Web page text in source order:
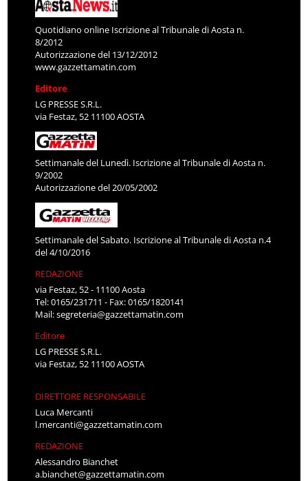
Quotidiano online Iscrizione al Tribunale di Aosta n.
8/2012
Autorizzazione del 13/12/2012
www.gazzettamatin.com
Editore
LG PRESSE S.R.L.
via Festaz, 52 11100 AOSTA
Settimanale del Lunedì. Iscrizione al Tribunale di Aosta n.
9/2002
Autorizzazione del 20/05/2002
Settimanale del Sabato. Iscrizione al Tribunale di Aosta n.4
del 4/10/2016
REDAZIONE
via Festaz, 52 - 11100 Aosta
Tel: 0165/231711 - Fax: 0165/1820141
Mail:segreteria@gazzettamatin.com
Editore
LG PRESSE S.R.L.
via Festaz, 52 11100 AOSTA
DIRETTORE RESPONSABILE
Luca Mercanti
l.mercanti@gazzettamatin.com
REDAZIONE
Alessandro Bianchet
a.bianchet@gazzettamatin.com